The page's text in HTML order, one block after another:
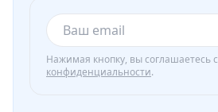
Нажимая кнопку, вы соглашаетесь с
конфиденциальности.